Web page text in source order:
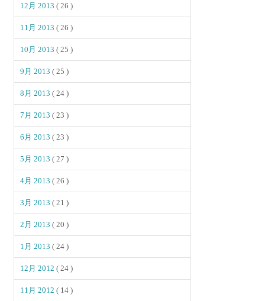
12月 2013( 26 )
11月 2013( 26 )
10月 2013( 25 )
9月 2013( 25 )
8月 2013( 24 )
7月 2013( 23 )
6月 2013( 23 )
5月 2013( 27 )
4月 2013( 26 )
3月 2013( 21 )
2月 2013( 20 )
1月 2013( 24 )
12月 2012( 24 )
11月 2012( 14 )